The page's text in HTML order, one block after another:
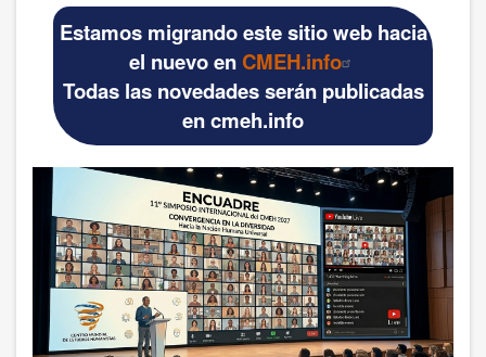
principal
INICIO
DOCUMENTOS BÁSICOS
Official materials
WCHS
TEMAS
Anthrolopogy
Natural sciences
Estamos migrando este sitio web hacia
el nuevo en CMEH.info
Todas las novedades serán publicadas
en cmeh.info